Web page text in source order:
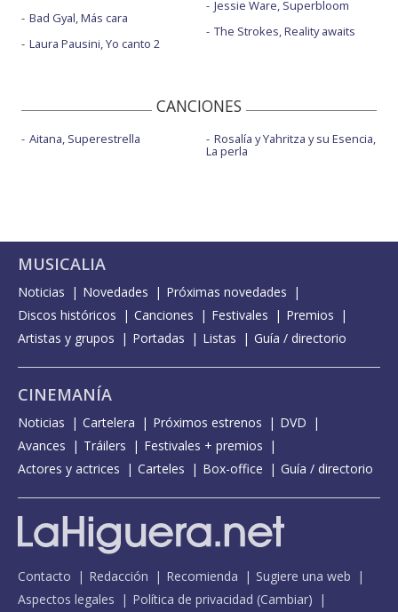
Bad Gyal, Más cara
Laura Pausini, Yo canto 2
Jessie Ware, Superbloom
The Strokes, Reality awaits
CANCIONES
Aitana, Superestrella Rosalía y Yahritza y su Esencia,
La perla
MUSICALIA
Noticias Novedades
Próximas novedades
Discos históricos
Canciones Festivales
Premios
Artistas y grupos
Portadas Listas Guía / directorio
CINEMANÍA
Noticias Cartelera Próximos estrenos
DVD
Avances
Tráilers
Festivales + premios
Actores y actrices
Carteles Box-office Guía / directorio
Contacto Redacción Recomienda
Sugiere una web
Aspectos legales
Política de privacidad (Cambiar)